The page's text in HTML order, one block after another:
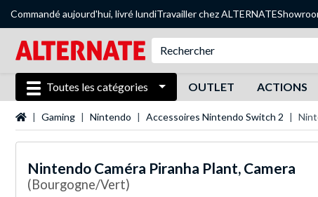
Commandé aujourd'hui, livré lundiTravailler chez ALTERNATE
Toutes les catégories OUTLET ACTIONS
Page d'accueil
Gaming Nintendo Accessoires Nintendo Switch 2
Nintendo Caméra Piranha Plant, Camera
(Bourgogne/Vert)